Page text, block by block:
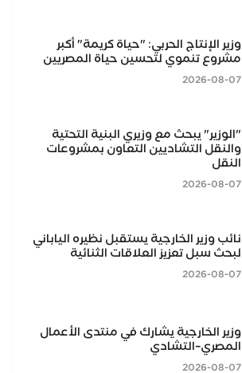
وزير الإنتاج الحربي: "حياة كريمة" أكبر
مشروع تنموي لتحسين حياة المصريين
2026-08-07
"الوزير" يبحث مع وزيري البنية التحتية
والنقل التشاديين التعاون بمشروعات
النقل
2026-08-07
نائب وزير الخارجية يستقبل نظيره الياباني
لبحث سبل تعزيز العلاقات الثنائية
2026-08-07
وزير الخارجية يشارك في منتدى الأعمال
المصري–التشادي
2026-08-07